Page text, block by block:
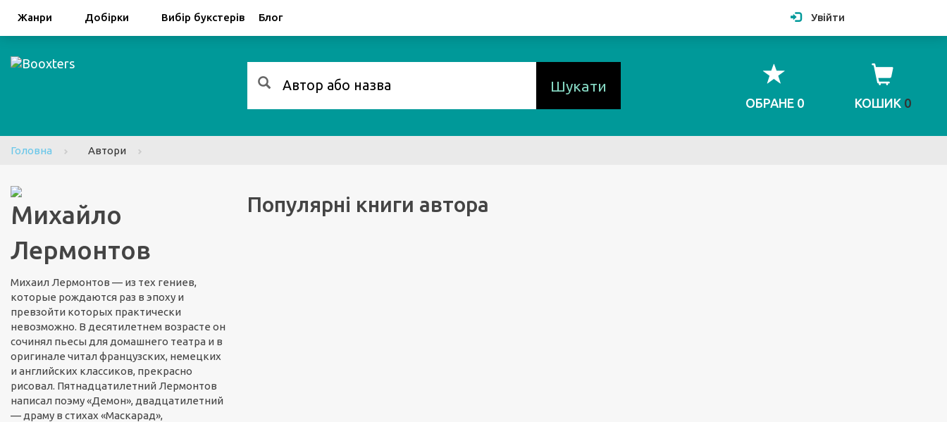
Жанри Добірки Вибір букстерів Блог
FacebookGoogle Увійти
Шукати
ОБРАНЕ 0 КОШИК 0
Головна Автори
Михайло
Лермонтов
Михаил Лермонтов — из тех гениев,
которые рождаются раз в эпоху и
превзойти которых практически
невозможно. В десятилетнем возрасте он
сочинял пьесы для домашнего театра и в
оригинале читал французских, немецких
и английских классиков, прекрасно
рисовал. Пятнадцатилетний Лермонтов
написал поэму «Демон», двадцатилетний
— драму в стихах «Маскарад»,
Популярні книги автора